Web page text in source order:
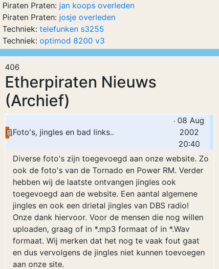
406
Etherpiraten Nieuws
(Archief)
Foto's, jingles en bad links..
08 Aug
2002
20:40
Diverse foto's zijn toegevoegd aan onze website. Zo
ook de foto's van de Tornado en Power RM. Verder
hebben wij de laatste ontvangen jingles ook
toegevoegd aan de website. Een aantal algemene
jingles en ook een drietal jingles van DBS radio!
Onze dank hiervoor. Voor de mensen die nog willen
uploaden, graag of in *.mp3 formaat of in *.Wav
formaat. Wij merken dat het nog te vaak fout gaat
en dus vervolgens de jingles niet kunnen toevoegen
aan onze site.
Piraten Praten: jan koops overleden
Piraten Praten: josje overleden
Techniek: telefunken s3255
Techniek: optimod 8200 v3